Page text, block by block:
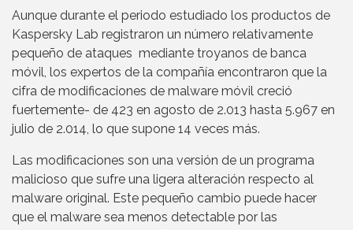
Aunque durante el periodo estudiado los productos de
Kaspersky Lab registraron un número relativamente
pequeño de ataques mediante troyanos de banca
móvil, los expertos de la compañía encontraron que la
cifra de modificaciones de malware móvil creció
fuertemente- de 423 en agosto de 2.013 hasta 5.967 en
julio de 2.014, lo que supone 14 veces más.
Las modificaciones son una versión de un programa
malicioso que sufre una ligera alteración respecto al
malware original. Este pequeño cambio puede hacer
que el malware sea menos detectable por las